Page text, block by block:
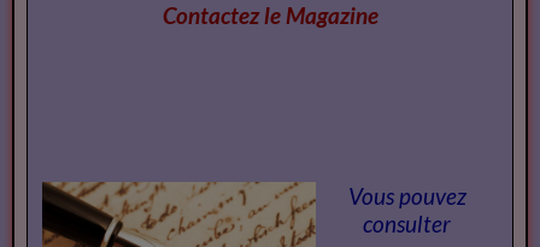
Contactez le Magazine
Vous pouvez
consulter